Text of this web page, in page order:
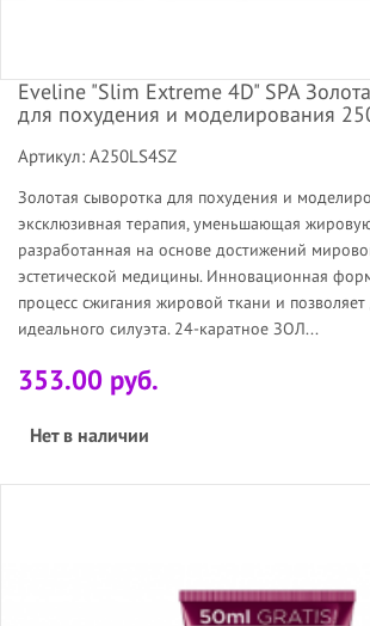
Eveline "Slim Extreme 4D" SPA
для похудения и моделирования
Артикул: A250LS4SZ
Золотая сыворотка для похудения и
эксклюзивная терапия, уменьшающая
разработанная на основе достижений
эстетической медицины. Инновационная
процесс сжигания жировой ткани и позволяет
идеального силуэта. 24-каратное ЗОЛ...
353.00 руб.
Нет в наличии